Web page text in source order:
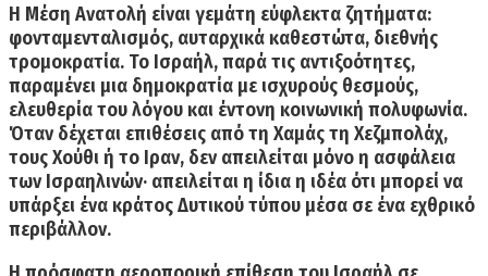
Η Μέση Ανατολή είναι γεμάτη εύφλεκτα ζητήματα:
φονταμενταλισμός, αυταρχικά καθεστώτα, διεθνής
τρομοκρατία. Το Ισραήλ, παρά τις αντιξοότητες,
παραμένει μια δημοκρατία με ισχυρούς θεσμούς,
ελευθερία του λόγου και έντονη κοινωνική πολυφωνία.
Όταν δέχεται επιθέσεις από τη Χαμάς τη Χεζμπολάχ,
τους Χούθι ή το Ιραν, δεν απειλείται μόνο η ασφάλεια
των Ισραηλινών· απειλείται η ίδια η ιδέα ότι μπορεί να
υπάρξει ένα κράτος Δυτικού τύπου μέσα σε ένα εχθρικό
περιβάλλον.